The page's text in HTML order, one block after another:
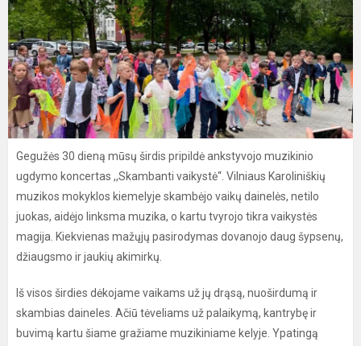
Gegužės 30 dieną mūsų širdis pripildė ankstyvojo muzikinio
ugdymo koncertas ,,Skambanti vaikystė“. Vilniaus Karoliniškių
muzikos mokyklos kiemelyje skambėjo vaikų dainelės, netilo
juokas, aidėjo linksma muzika, o kartu tvyrojo tikra vaikystės
magija. Kiekvienas mažųjų pasirodymas dovanojo daug šypsenų,
džiaugsmo ir jaukių akimirkų.
Iš visos širdies dėkojame vaikams už jų drąsą, nuoširdumą ir
skambias daineles. Ačiū tėveliams už palaikymą, kantrybę ir
buvimą kartu šiame gražiame muzikiniame kelyje. Ypatingą